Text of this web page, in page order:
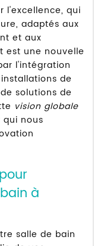
l'excellence, qui
adaptés aux
et aux
est une nouvelle
l'intégration
de
solutions de
vision globale
nous
à
salle de bain